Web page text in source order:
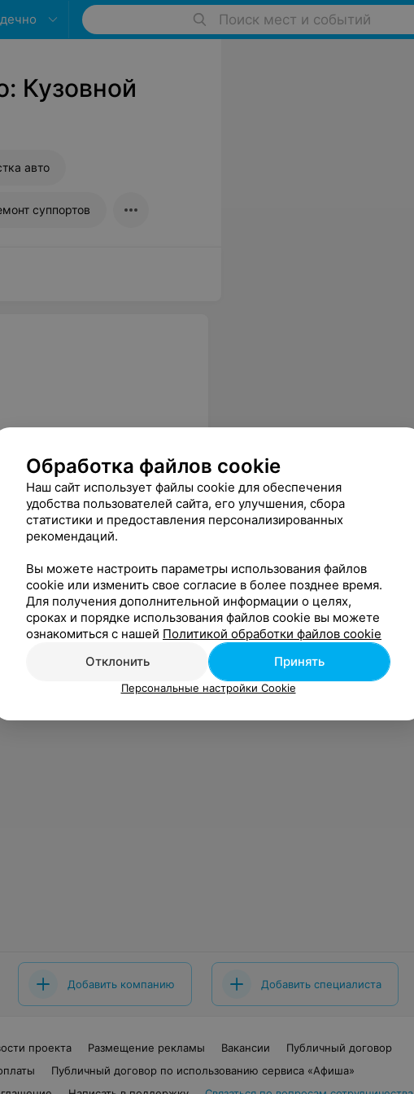
Поиск мест и событий
Кузовной
авто
суппортов
Добавить компанию Добавить специалиста
проекта Размещение рекламы Вакансии
Публичный договор
Публичный договор по использованию сервиса «Афиша»
Обработка файлов cookie
Наш сайт использует файлы cookie для обеспечения
удобства пользователей сайта, его улучшения, сбора
статистики и предоставления персонализированных
рекомендаций.
Вы можете настроить параметры использования файлов
cookie или изменить свое согласие в более позднее время.
Для получения дополнительной информации о целях,
сроках и порядке использования файлов cookie вы можете
ознакомиться с нашей Политикой обработки файлов cookie
Отклонить
Принять
Персональные настройки Cookie